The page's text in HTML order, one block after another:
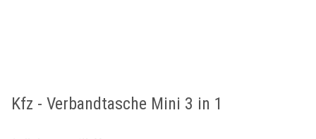
Kfz - Verbandtasche Mini 3 in 1